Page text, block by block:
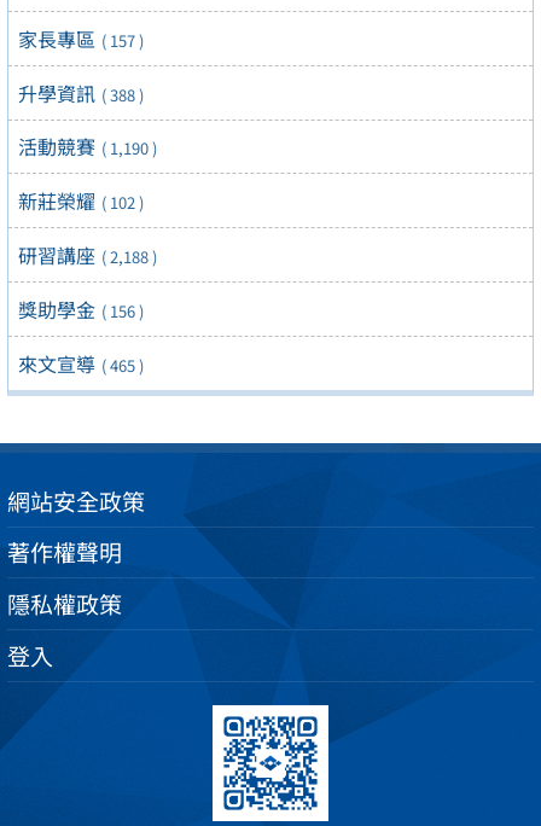
家長專區 ( 157 )
升學資訊 ( 388 )
活動競賽 ( 1,190 )
新莊榮耀 ( 102 )
研習講座 ( 2,188 )
獎助學金 ( 156 )
來文宣導 ( 465 )
網站安全政策
著作權聲明
隱私權政策
登入